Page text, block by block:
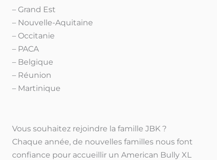
– Grand Est
– Nouvelle-Aquitaine
– Occitanie
– PACA
– Belgique
– Réunion
– Martinique
Vous souhaitez rejoindre la famille JBK ?
Chaque année, de nouvelles familles nous font
confiance pour accueillir un American Bully XL